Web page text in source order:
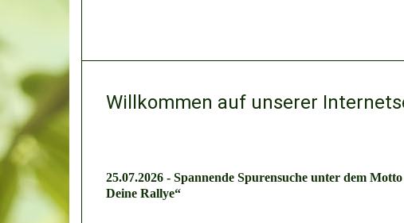
Willkommen auf unserer
25.07.2026 - Spannende Spurensuche unter dem
Deine Rallye“